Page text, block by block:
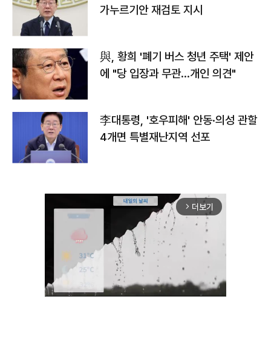
가누르기안 재검토 지시
與, 황희 '폐기 버스 청년 주택' 제안
에 "당 입장과 무관…개인 의견"
李대통령, '호우피해' 안동·의성 관할
4개면 특별재난지역 선포
arrow_forward_ios 더보기